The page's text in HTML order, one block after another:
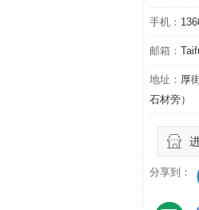
手机：
邮箱：
地址： 厚
石材旁）
分享到：